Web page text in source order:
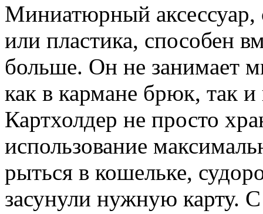
Миниатюрный аксессуар,
или пластика, способен
больше. Он не занимает
как в кармане брюк, так
Картхолдер не просто
использование
рыться в кошельке,
засунули нужную карту.